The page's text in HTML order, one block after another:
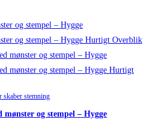
kr. 175,00.
Hurtigt Overblik
Hurtigt
skaber stemning
mønster og stempel – Hygge